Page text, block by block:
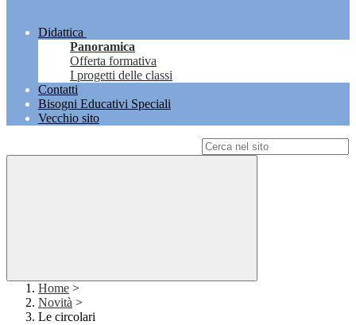
Didattica
Panoramica
Offerta formativa
I progetti delle classi
Contatti
Bisogni Educativi Speciali
Vecchio sito
Home >
Novità >
Le circolari